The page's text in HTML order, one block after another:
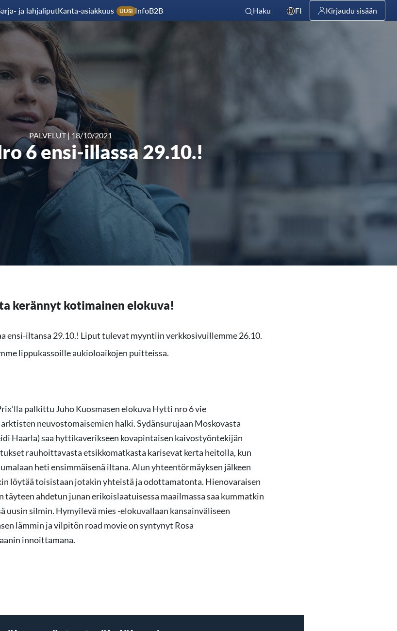
ja lahjaliputKanta-asiakkuus UUSI InfoB2B Haku FI Kirjaudu sisään
PALVELUT|18/10/2021
6 ensi-illassa 29.10.!
kerännyt kotimainen elokuva!
ensi-iltansa 29.10.! Liput tulevat myyntiin verkkosivuillemme 26.10.
lippukassoilleaukioloaikojen puitteissa.
palkittu Juho Kuosmasen elokuva Hytti nro 6 vie
neuvostomaisemien halki. Sydänsurujaan Moskovasta
Haarla) saa hyttikaverikseen kovapintaisen kaivostyöntekijän
rauhoittavasta etsikkomatkasta karisevat kerta heitolla, kun
heti ensimmäisenä iltana. Alun yhteentörmäyksen jälkeen
löytää toisistaan jotakin yhteistä ja odottamatonta. Hienovaraisen
ahdetun junan erikoislaatuisessa maailmassa saa kummatkin
uusin silmin. Hymyilevä mies -elokuvallaan kansainväliseen
lämmin ja vilpitön road movie on syntynyt Rosa
innoittamana.